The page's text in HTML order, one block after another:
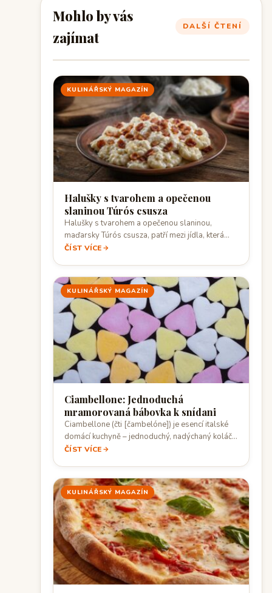
Mohlo by vás
zajímat
DALŠÍ ČTENÍ
KULINÁŘSKÝ MAGAZÍN
Halušky s tvarohem a opečenou
slaninou Túrós csusza
Halušky s tvarohem a opečenou slaninou,
maďarsky Túrós csusza, patří mezi jídla, která
stojí…
ČÍST VÍCE
KULINÁŘSKÝ MAGAZÍN
Ciambellone: Jednoduchá
mramorovaná bábovka k snídani
Ciambellone (čti [čambelóne]) je esencí italské
domácí kuchyně – jednoduchý, nadýchaný koláč
ve tvaru…
ČÍST VÍCE
KULINÁŘSKÝ MAGAZÍN